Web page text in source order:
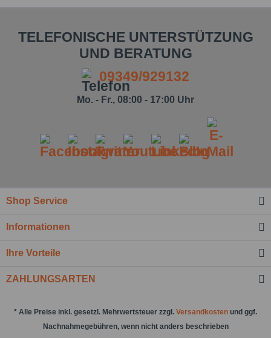
Ich habe die
Felder mit * sind Pflichtfelder.
Nachricht senden
TELEFONISCHE UNTERSTÜTZUNG
UND BERATUNG
09349/929132
Mo. - Fr., 08:00 - 17:00 Uhr
Shop Service
Informationen
Ihre Vorteile
ZAHLUNGSARTEN
* Alle Preise inkl. gesetzl. Mehrwertsteuer zzgl. Versandkosten und ggf.
Nachnahmegebühren, wenn nicht anders beschrieben